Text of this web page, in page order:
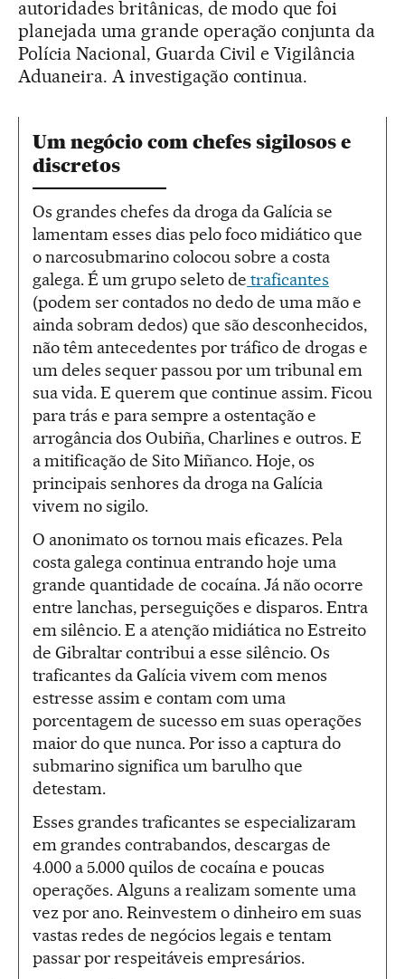
autoridades britânicas, de modo que foi
planejada uma grande operação conjunta da
Polícia Nacional, Guarda Civil e Vigilância
Aduaneira. A investigação continua.
Um negócio com chefes sigilosos e
discretos
Os grandes chefes da droga da Galícia se
lamentam esses dias pelo foco midiático que
o narcosubmarino colocou sobre a costa
galega. É um grupo seleto de traficantes
(podem ser contados no dedo de uma mão e
ainda sobram dedos) que são desconhecidos,
não têm antecedentes por tráfico de drogas e
um deles sequer passou por um tribunal em
sua vida. E querem que continue assim. Ficou
para trás e para sempre a ostentação e
arrogância dos Oubiña, Charlines e outros. E
a mitificação de Sito Miñanco. Hoje, os
principais senhores da droga na Galícia
vivem no sigilo.
O anonimato os tornou mais eficazes. Pela
costa galega continua entrando hoje uma
grande quantidade de cocaína. Já não ocorre
entre lanchas, perseguições e disparos. Entra
em silêncio. E a atenção midiática no Estreito
de Gibraltar contribui a esse silêncio. Os
traficantes da Galícia vivem com menos
estresse assim e contam com uma
porcentagem de sucesso em suas operações
maior do que nunca. Por isso a captura do
submarino significa um barulho que
detestam.
Esses grandes traficantes se especializaram
em grandes contrabandos, descargas de
4.000 a 5.000 quilos de cocaína e poucas
operações. Alguns a realizam somente uma
vez por ano. Reinvestem o dinheiro em suas
vastas redes de negócios legais e tentam
passar por respeitáveis empresários.